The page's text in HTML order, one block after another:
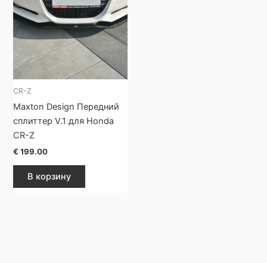
CR-Z
Maxton Design Передний
сплиттер V.1 для Honda
CR-Z
€ 199.00
В корзину